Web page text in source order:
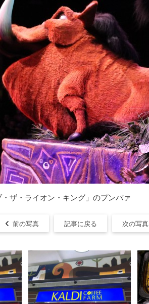
・ザ・ライオン・キング」のプンバァ
前の写真 記事に戻る 次の写真